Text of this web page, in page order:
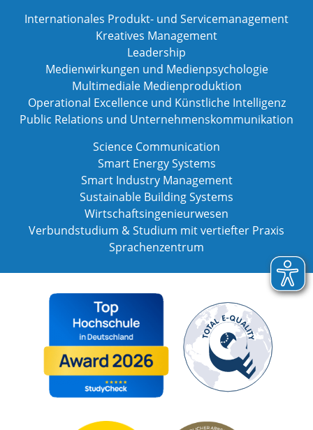
Internationales Produkt- und Servicemanagement
Kreatives Management
Leadership
Medienwirkungen und Medienpsychologie
Multimediale Medienproduktion
Operational Excellence und Künstliche Intelligenz
Public Relations und Unternehmenskommunikation
Science Communication
Smart Energy Systems
Smart Industry Management
Sustainable Building Systems
Wirtschaftsingenieurwesen
Verbundstudium & Studium mit vertiefter Praxis
Sprachenzentrum